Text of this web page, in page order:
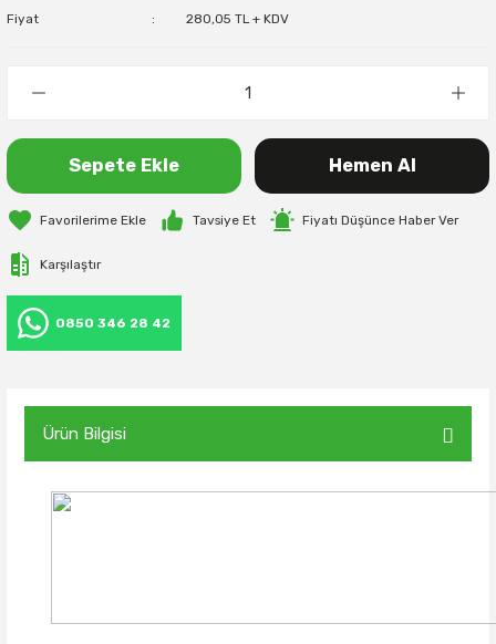
Fiyat
280,05 TL + KDV
Sepete Ekle Hemen Al
Tavsiye Et Fiyatı Düşünce Haber Ver
Karşılaştır
0850 346 28 42
Ürün Bilgisi